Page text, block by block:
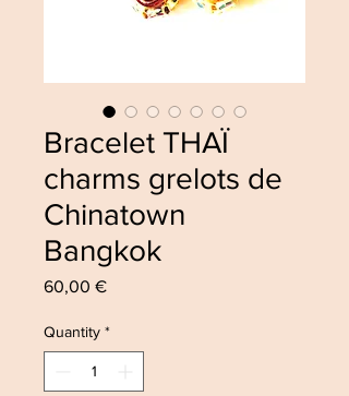
Bracelet THAÏ
charms grelots de
Chinatown
Bangkok
60,00 €Price
Quantity *